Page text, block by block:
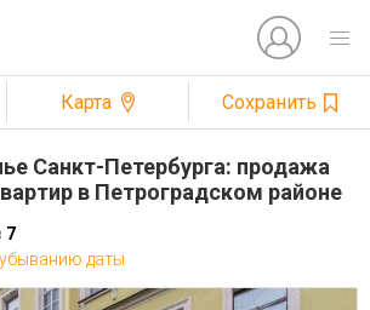
Карта Сохранить
Санкт-Петербурга: продажа
в Петроградском районе
7
даты